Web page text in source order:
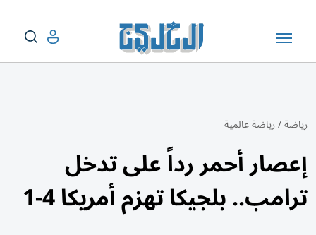
رياضة/رياضة عالمية
إعصار أحمر رداً على تدخل
ترامب.. بلجيكا تهزم أمريكا 4-1